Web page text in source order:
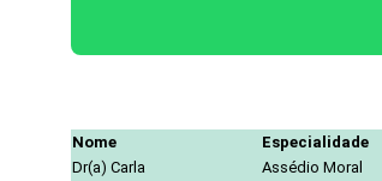
Nome Especialidade
Dr(a) Carla
Assédio Moral